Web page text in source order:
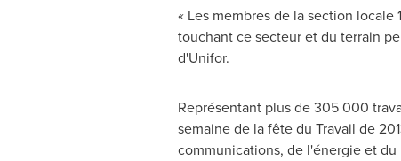
« Les membres de la section
touchant ce secteur et du terrain
d'Unifor.
Représentant plus de 305 000
semaine de la fête du Travail de
communications, de l'énergie et du